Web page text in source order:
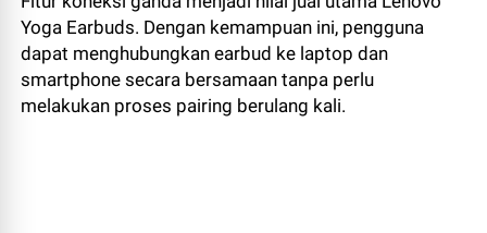
Yoga Earbuds. Dengan kemampuan ini, pengguna
dapat menghubungkan earbud ke laptop dan
smartphone secara bersamaan tanpa perlu
melakukan proses pairing berulang kali.